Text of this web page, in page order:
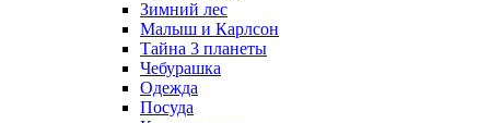
Зимний лес
Малыш и Карлсон
Тайна 3 планеты
Чебурашка
Одежда
Посуда